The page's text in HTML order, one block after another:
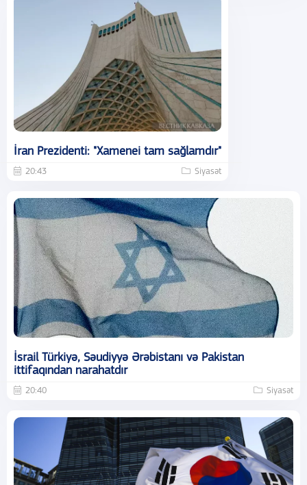
İran Prezidenti: "Xamenei tam sağlamdır"
20:43 Siyasət
İsrail Türkiyə, Səudiyyə Ərəbistanı və Pakistan
ittifaqından narahatdır
20:40 Siyasət